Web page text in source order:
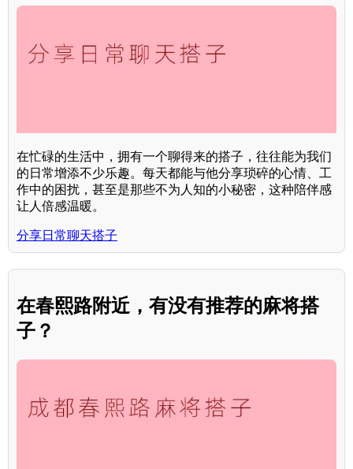
在忙碌的生活中，拥有一个聊得来的搭子，往往能为我们
的日常增添不少乐趣。每天都能与他分享琐碎的心情、工
作中的困扰，甚至是那些不为人知的小秘密，这种陪伴感
让人倍感温暖。
分享日常聊天搭子
在春熙路附近，有没有推荐的麻将搭
子？